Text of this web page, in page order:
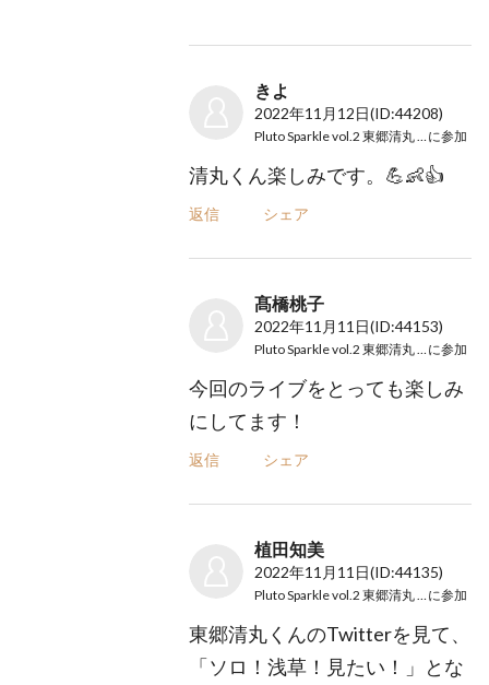
きよ
2022年11月12日(ID:44208)
に参加
清丸くん楽しみです。💪👶👍
返信 シェア
髙橋桃子
2022年11月11日(ID:44153)
に参加
今回のライブをとっても楽しみ
にしてます！
返信 シェア
植田知美
2022年11月11日(ID:44135)
に参加
東郷清丸くんのTwitterを見て、
「ソロ！浅草！見たい！」とな